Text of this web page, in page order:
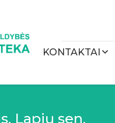
KONTAKTAI
Lapių sen.